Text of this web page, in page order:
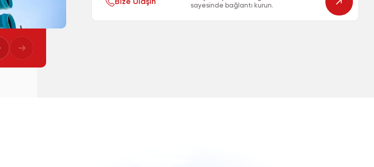
Bize Ulaşın
sayesinde bağlantı kurun.